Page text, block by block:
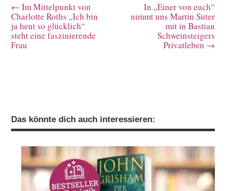
←Im Mittelpunkt von
Charlotte Roths „Ich bin
ja heut so glücklich“
steht eine faszinierende
Frau
In „Einer von euch“
nimmt uns Martin Suter
mit in Bastian
Schweinsteigers
Privatleben →
Das könnte dich auch interessieren: